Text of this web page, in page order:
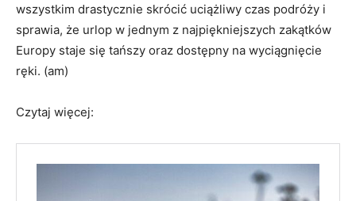
wszystkim drastycznie skrócić uciążliwy czas podróży i
sprawia, że urlop w jednym z najpiękniejszych zakątków
Europy staje się tańszy oraz dostępny na wyciągnięcie
ręki. (am)
Czytaj więcej: